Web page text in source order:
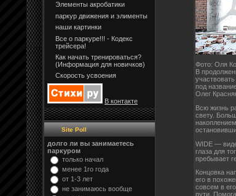
Элементы акробатики
паркур движения и элименты
наши картинки
Все о паркуре!!! - Кодекс
трейсера!
Как начать тренироваться?
(Информация для новичков)
Скорость усвоения
В контакте
Site Poll
долго ли вы занимаетесь
паркуром
только начал
менее 1го года
от 1-3 лет
не занимаюсь вообще
Фото: Оля
В
под
Олег
Всю жизнь
свету.
WIDE —
глаза для
пребывает
Концовка
его в
совсем в
пути.